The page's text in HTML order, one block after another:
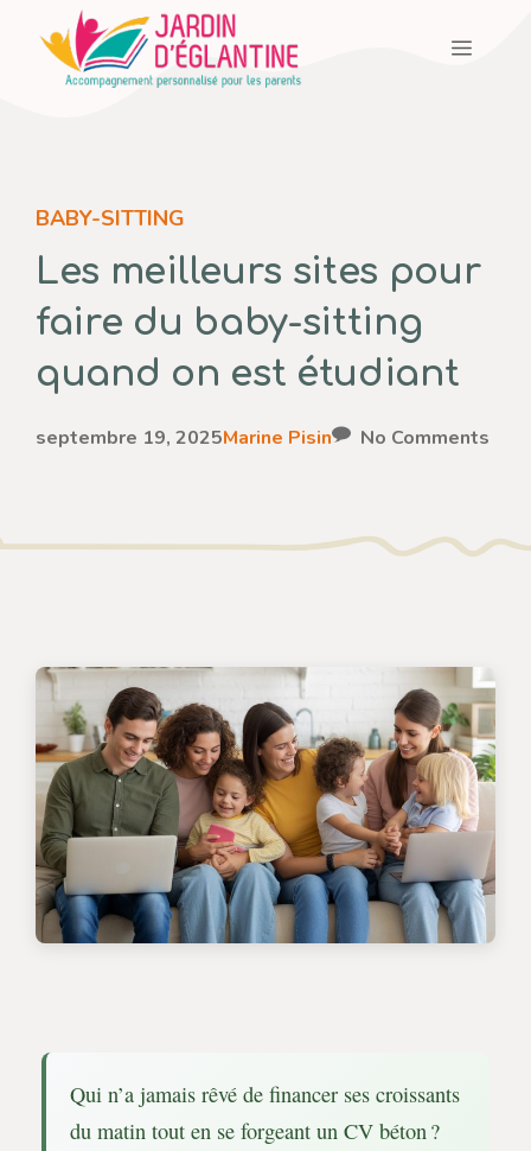
contenu
Menu
BABY-SITTING
Les meilleurs sites pour
faire du baby-sitting
quand on est étudiant
septembre 19, 2025Marine Pisin No Comments
Qui n’a jamais rêvé de financer ses croissants
du matin tout en se forgeant un CV béton ?